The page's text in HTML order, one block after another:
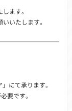
ます。
いたします。
にて承ります。
要です。